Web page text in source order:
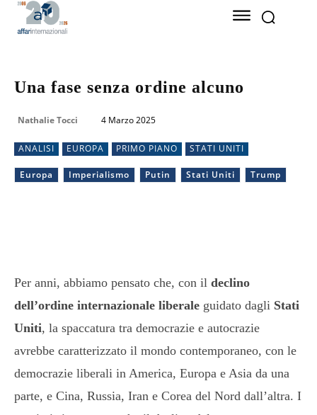
Una fase senza ordine alcuno
Nathalie Tocci 4 Marzo 2025
ANALISI EUROPA PRIMO PIANO STATI UNITI
Europa Imperialismo Putin Stati Uniti Trump
Per anni, abbiamo pensato che, con il declino
dell’ordine internazionale liberale guidato dagli Stati
Uniti, la spaccatura tra democrazie e autocrazie
avrebbe caratterizzato il mondo contemporaneo, con le
democrazie liberali in America, Europa e Asia da una
parte, e Cina, Russia, Iran e Corea del Nord dall’altra. I